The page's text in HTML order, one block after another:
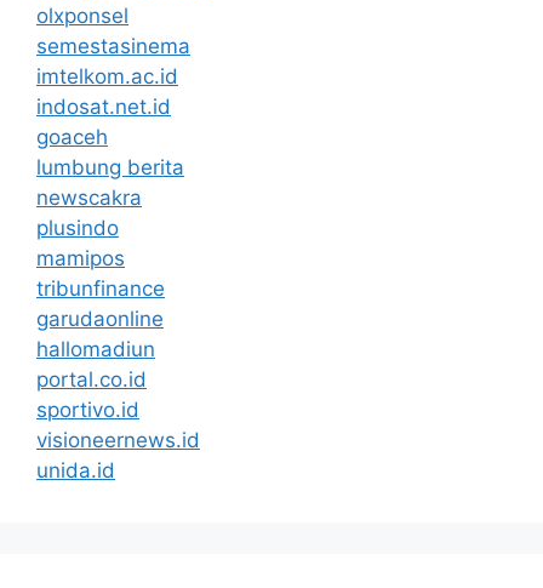
olxponsel
semestasinema
imtelkom.ac.id
indosat.net.id
goaceh
lumbung berita
newscakra
plusindo
mamipos
tribunfinance
garudaonline
hallomadiun
portal.co.id
sportivo.id
visioneernews.id
unida.id